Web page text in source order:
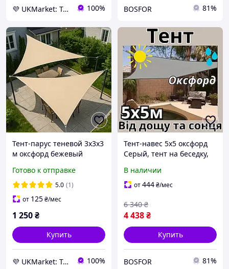
💜 UKMarket: Товары для дома и сада: тенты, шторы, мягкие окна, мебель. Товары для спорта. Техника 100% BOSFOR 81%
Тент-парус теневой 3х3х3
м оксфорд бежевый
Тент для навеса, тент от
солнца и дождя -
UKMarket-
Готово к отправке
5.0 (1)
от 125₴/мес
1 250₴
Купить
💜 UKMarket: Товары для дома и сада: тенты, шторы, мягкие окна, мебель. Товары для спорта. Техника 100%
Тент-навес 5x5 оксфорд
Серый, тент на беседку,
теневой навес для дачи,
тент от солнца для дачи
В наличии
от444₴/мес
4 438₴
6 340 ₴
Купить
BOSFOR 81%